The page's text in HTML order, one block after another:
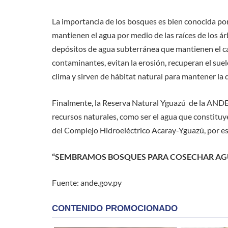
La importancia de los bosques es bien conocida
mantienen el agua por medio de las raíces de los
depósitos de agua subterránea que mantienen el
contaminantes, evitan la erosión, recuperan el
clima y sirven de hábitat natural para mantener la
Finalmente, la Reserva Natural Yguazú de la
recursos naturales, como ser el agua que
del Complejo Hidroeléctrico Acaray-Yguazú, por
“SEMBRAMOS BOSQUES PARA COSECHAR
Fuente: ande.gov.py